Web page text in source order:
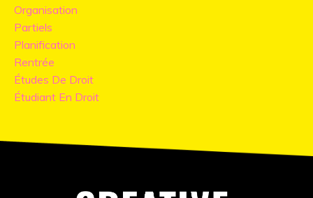
Organisation
Partiels
Planification
Rentrée
Études De Droit
Étudiant En Droit